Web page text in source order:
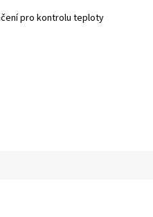
pro kontrolu teploty